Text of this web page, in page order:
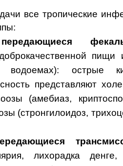
все тропические
водоемах): острые
представляют
(амебиаз,
(стронгилоидоз,
лихорадка